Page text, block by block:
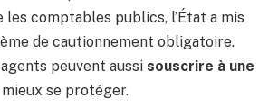
les comptables publics, l’État a mis
de cautionnement obligatoire.
peuvent aussi souscrire à une
se protéger.